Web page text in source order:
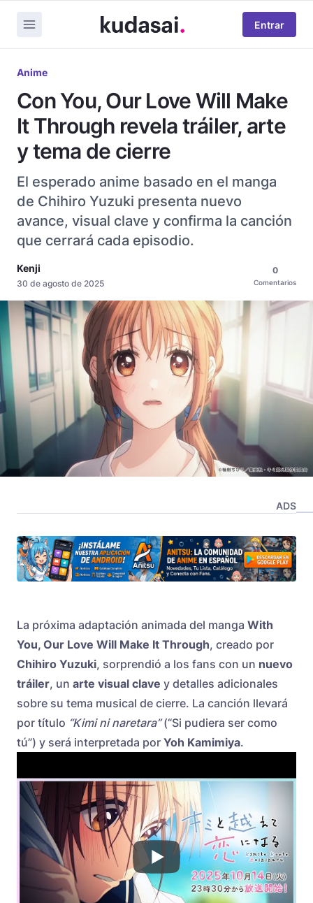
Entrar
Anime
Con You, Our Love Will Make
It Through revela tráiler, arte
y tema de cierre
El esperado anime basado en el manga
de Chihiro Yuzuki presenta nuevo
avance, visual clave y confirma la canción
que cerrará cada episodio.
Kenji
30 de agosto de 2025
0
Comentarios
ADS
La próxima adaptación animada del manga With
You, Our Love Will Make It Through, creado por
Chihiro Yuzuki, sorprendió a los fans con un nuevo
tráiler, un arte visual clave y detalles adicionales
sobre su tema musical de cierre. La canción llevará
por título “Kimi ni naretara”(“Si pudiera ser como
tú”) y será interpretada por Yoh Kamimiya.